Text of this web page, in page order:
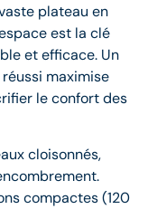
plateau en
est la clé
et efficace. Un
réussi maximise
le confort des
cloisonnés,
compactes (120